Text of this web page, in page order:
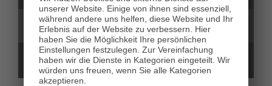
unserer Website. Einige von ihnen sind essenziell,
während andere uns helfen, diese Website und Ihr
Erlebnis auf der Website zu verbessern. Hier
haben Sie die Möglichkeit Ihre persönlichen
Einstellungen festzulegen. Zur Vereinfachung
haben wir die Dienste in Kategorien eingeteilt. Wir
würden uns freuen, wenn Sie alle Kategorien
akzeptieren.